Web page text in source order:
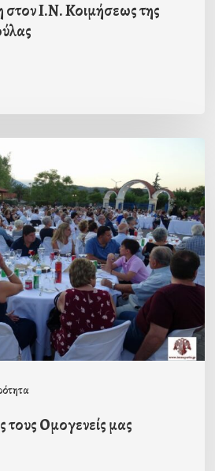
Ι.Ν. Κοιμήσεως της
Ομογενείς μας